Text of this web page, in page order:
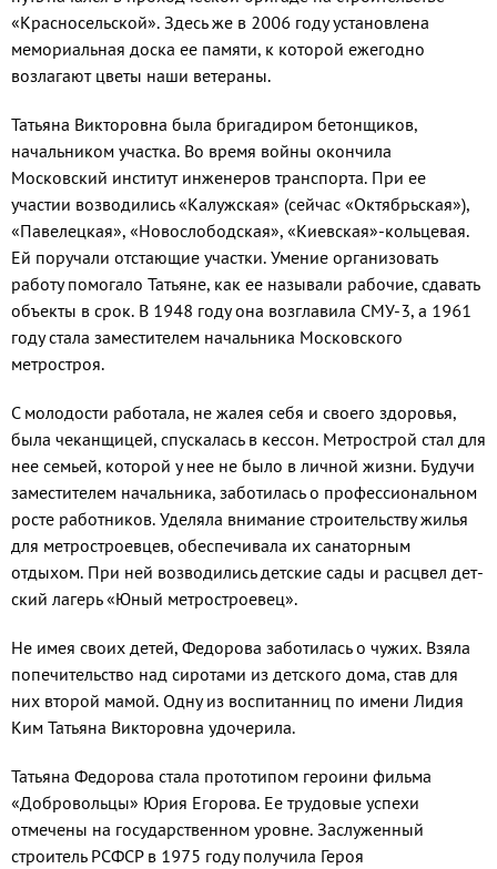
«Красносельской». Здесь же в 2006 году установлена
мемори­альная доска ее памяти, к которой ежегодно
возлагают цветы наши ветераны.
Татьяна Викторовна была бригади­ром бетонщиков,
начальником участка. Во время войны окончила
Московский институт инженеров транспорта. При ее
участии возводились «Калужская» (сей­час «Октябрьская»),
«Павелецкая», «Но­вослободская», «Киевская»-кольцевая.
Ей поручали отстающие участки. Умение ор­ганизовать
работу помогало Татьяне, как ее называли рабочие, сдавать
объекты в срок. В 1948 году она возглавила СМУ-3, а 1961
году стала заместителем начальни­ка Московского
метростроя.
С молодости работала, не жалея себя и своего здоровья,
была чеканщицей, спу­скалась в кессон. Метрострой стал для
нее семьей, которой у нее не было в личной жизни. Будучи
заместителем начальника, заботилась о профессиональном
росте ра­ботников. Уделяла внимание строитель­ству жилья
для метростроевцев, обеспе­чивала их санаторным
отдыхом. При ней возводились детские сады и расцвел дет­
ский лагерь «Юный метростроевец».
Не имея своих детей, Федорова заботи­лась о чужих. Взяла
попечительство над си­ротами из детского дома, став для
них вто­рой мамой. Одну из воспитанниц по имени Лидия
Ким Татьяна Викторовна удочерила.
Татьяна Федорова стала прототипом героини фильма
«Добровольцы» Юрия Егорова. Ее трудовые успехи
отмечены на государственном уровне. Заслуженный
строитель РСФСР в 1975 году получила Ге­роя